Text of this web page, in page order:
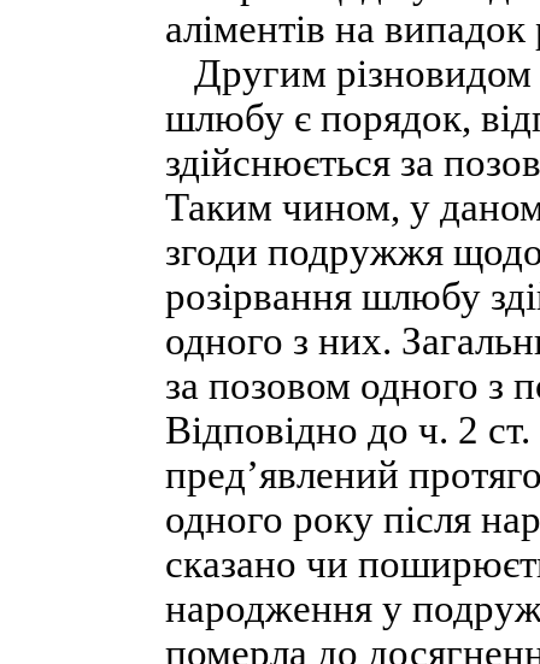
аліментів на
Другим різновидом
шлюбу є порядок,
здійснюється за
Таким чином, у
згоди подружжя
розірвання шлюбу
одного з них.
за позовом одного з
Відповідно до ч. 2
пред’явлений
одного року після
сказано чи
народження у
померла до